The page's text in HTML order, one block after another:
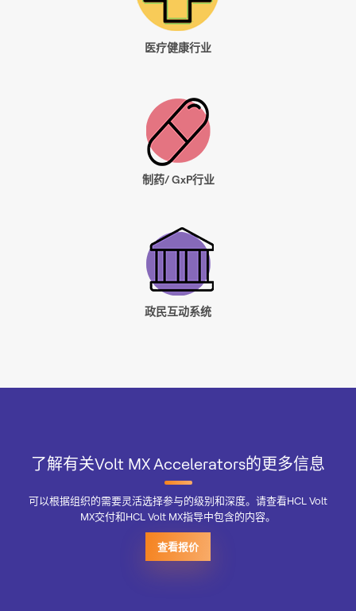
医疗健康行业
制药/ GxP行业
政民互动系统
了解有关Volt MX Accelerators的更多信息
可以根据组织的需要灵活选择参与的级别和深度。请查看HCL Volt
MX交付和HCL Volt MX指导中包含的内容。
查看报价